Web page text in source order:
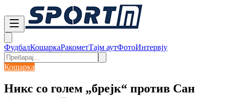
ФудбалКошаркаРакометТајм аутФотоИнтервју
Кошарка
Никс со голем „брејк“ против Сан